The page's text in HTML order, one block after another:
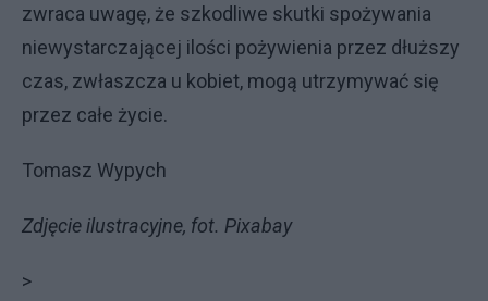
zwraca uwagę, że szkodliwe skutki spożywania
niewystarczającej ilości pożywienia przez dłuższy
czas, zwłaszcza u kobiet, mogą utrzymywać się
przez całe życie.
Tomasz Wypych
Zdjęcie ilustracyjne, fot. Pixabay
>